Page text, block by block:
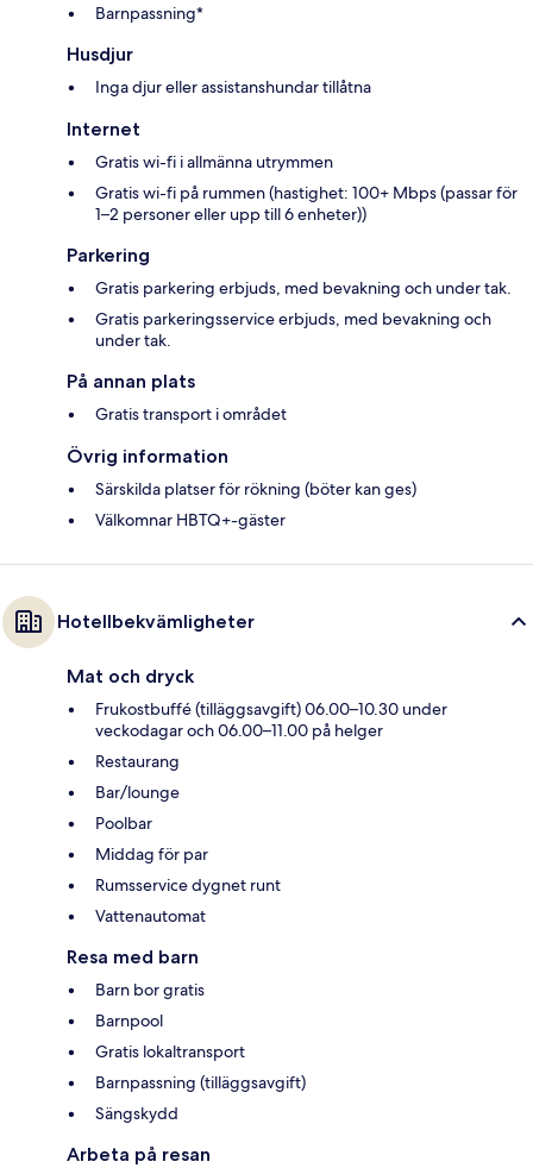
Barnpassning*
Husdjur
Inga djur eller assistanshundar tillåtna
Internet
Gratis wi-fi i allmänna utrymmen
Gratis wi-fi på rummen (hastighet: 100+ Mbps (passar för
1–2 personer eller upp till 6 enheter))
Parkering
Gratis parkering erbjuds, med bevakning och under tak.
Gratis parkeringsservice erbjuds, med bevakning och
under tak.
På annan plats
Gratis transport i området
Övrig information
Särskilda platser för rökning (böter kan ges)
Välkomnar HBTQ+-gäster
Hotellbekvämligheter
Mat och dryck
Frukostbuffé (tilläggsavgift) 06.00–10.30 under
veckodagar och 06.00–11.00 på helger
Restaurang
Bar/lounge
Poolbar
Middag för par
Rumsservice dygnet runt
Vattenautomat
Resa med barn
Barn bor gratis
Barnpool
Gratis lokaltransport
Barnpassning (tilläggsavgift)
Sängskydd
Arbeta på resan